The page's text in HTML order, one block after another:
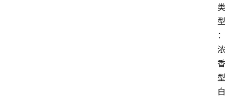
类
型
：
浓
香
型
白